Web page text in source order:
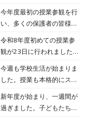
たちはどこかそわそわしな
がらも、「がんばるぞ」と
いう気持ちが伝わってくる
表情を見せていました。 各
教室では、今年度最初の授
業参観として、国語や算数
を中心に学習を行いまし
た。 自分の考えをしっかり
と発表しようとする様子、
今年度最初の授業参観を行
い、多くの保護者の皆様に
内には温かな活気があふ
れ、子どもたちが生き生き
と学ぶ姿をたくさん見てい
ただく機会となりました。
どの学級でも、担任が学ぶ
楽しさを引き出す工夫を凝
らし、子どもたちは意欲的
令和8年度初めての授業参
観が23日に行われました。
数などの授業を、多くの保
護者の方に参観していただ
きました。 1年生にとって
ははじめての授業参観でド
今週も学校生活が始まりま
した。授業も本格的にスタ
をもって学習に取り組める
よう、先生たちは一人一人
新年度が始まり、一週間が
過ぎました。子どもたちは